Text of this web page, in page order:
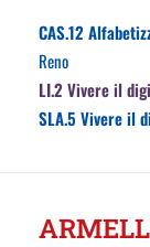
CAS.12
Reno
LI.2 Vivere il
SLA.5 Vivere il